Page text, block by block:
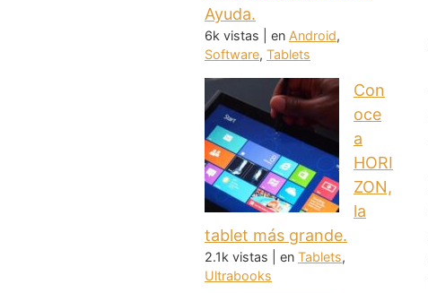
Ayuda.
6k vistas en Android,
Software, Tablets
Con
oce
a
HORI
ZON,
la
tablet más grande.
2.1k vistas en Tablets,
Ultrabooks